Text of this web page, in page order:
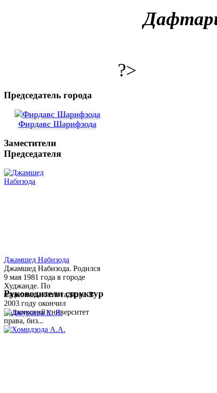
?>
Председатель города
Фирдавс Шарифзода
Заместители
Председателя
Джамшед Набизода
Джамшед Набизода. Родился
9 мая 1981 года в городе
Худжанде. По
национальности таджик. В
2003 году окончил
Таджикский университет
права, биз...
Руководители структур